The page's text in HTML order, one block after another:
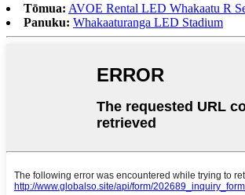
Tōmua: AVOE Rental LED Whakaatu R
Panuku: Whakaaturanga LED Stadium